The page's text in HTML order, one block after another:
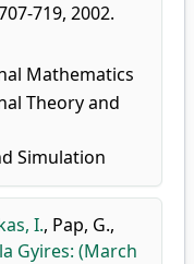
719, 2002.
Mathematics
Theory and
Simulation
I., Pap, G.,
Gyires: (March